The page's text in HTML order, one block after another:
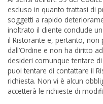
escluso in quanto trattasi di
soggetti a rapido
inoltrato il cliente conclude
il Ristorante e, pertanto,
dall’Ordine e non ha diritto
desideri comunque tentare
puoi tentare di contattare il
richiesta. Non vi è alcun
accetterà le richieste di